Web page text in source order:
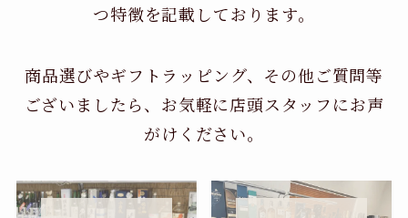
つ特徴を記載しております。
商品選びやギフトラッピング、その他ご質問等
ございましたら、お気軽に店頭スタッフにお声
がけください。